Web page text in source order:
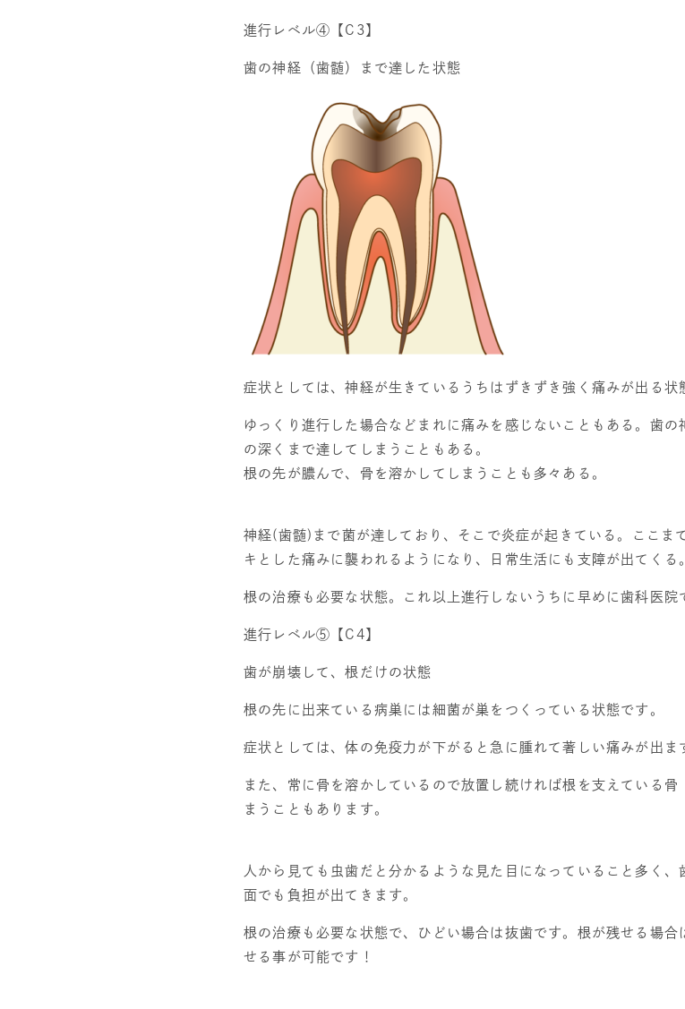
進行レベル④【 C3 】
歯の神経（歯髄）まで達した状態
症状としては、神経が生きているうちはずきずき強く痛みが出る状
ゆっくり進行した場合などまれに痛みを感じないこともある。歯
の深くまで達してしまうこともある。
根の先が膿んで、骨を溶かしてしまうことも多々ある。
神経( 歯髄) まで菌が達しており、そこで炎症が起きている。ここま
キとした痛みに襲われるようになり、日常生活にも支障が出てくる
根の治療も必要な状態。これ以上進行しないうちに早めに歯科医院
進行レベル⑤【 C4 】
歯が崩壊して、根だけの状態
根の先に出来ている病巣には細菌が巣をつくっている状態です。
症状としては、体の免疫力が下がると急に腫れて著しい痛みが出ま
また、常に骨を溶かしているので放置し続ければ根を支えている
まうこともあります。
人から見ても虫歯だと分かるような見た目になっていること多く
面でも負担が出てきます。
根の治療も必要な状態で、ひどい場合は抜歯です。根が残せる場
せる事が可能です！